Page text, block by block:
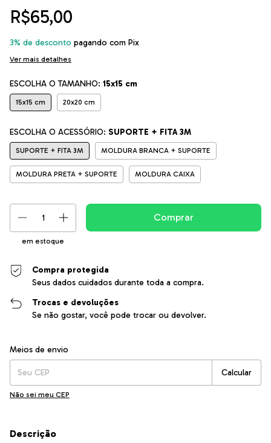
R$65,00
3% de desconto pagando com Pix
Ver mais detalhes
ESCOLHA O TAMANHO: 15x15 cm
15x15 cm 20x20 cm
ESCOLHA O ACESSÓRIO: SUPORTE + FITA 3M
SUPORTE + FITA 3M MOLDURA BRANCA + SUPORTE
MOLDURA PRETA + SUPORTE MOLDURA CAIXA
em estoque
Compra protegida
Seus dados cuidados durante toda a compra.
Trocas e devoluções
Se não gostar, você pode trocar ou devolver.
Entregas para o CEP:
Meios de envio
Calcular
Não sei meu CEP
Descrição